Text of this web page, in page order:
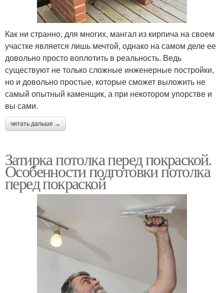
Как ни странно, для многих, мангал из кирпича на своем
участке является лишь мечтой, однако на самом деле ее
довольно просто воплотить в реальность. Ведь
существуют не только сложные инженерные постройки,
но и довольно простые, которые сможет выложить не
самый опытный каменщик, а при некотором упорстве и
вы сами.
читать дальше →
Затирка потолка перед покраской.
Особенности подготовки потолка
перед покраской